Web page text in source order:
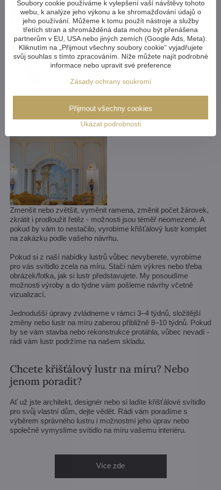
Zmenšit nebo zvětšit, vyměnit ramena, změnit počet žárovek,
zkrátit i prodloužit řetěz - možnosti jsou téměř neomezené. A
pokud by vám to nestačilo, vyrobíme křišťálový lustr komplet
na zakázku podle vašeho návrhu.
Pokud si z naší nabídky lustrů vůbec nevyberete, vyrobíme
pro vás svítidlo zcela na míru. Stačí nám výkres nebo třeba
obrázek/fotka, jak si lustr představujete. My posoudíme
možnosti výroby a do týdne vám pošleme návrhy včetně
vizualizací.
Jednodušší úpravy zvládneme v rámci 3–4 týdnů, složitější
změny nebo lustr na míru zaberou přibližně 8–10 týdnů. Pokud
by se vám stavba nebo rekonstrukce protáhla, vůbec nevadí -
rádi vám lustr podržíme na našem skladu.
Chcete křišťálový lustr na míru? Nebo
jenom poradit?
Ať už jste architekt, designér nebo si ladíte křišťálové svítidlo
pro svůj vlastní dům, dejte vědět. Rádi vám poradíme s
výběrem správného lustru i možnostmi jeho úprav nebo
společně vymyslíme svítidlo na míru vašemu interiéru.
Více zde
Soubory cookie používáme k vylepšení vaší návštěvy tohoto
webu, k analýze jeho výkonu a ke shromažďování údajů o
jeho používání. Můžeme k tomu použít nástroje a služby
třetích stran a shromážděná data mohou být přenášena
partnerům v EU, USA nebo jiných zemích (Google Ads, Meta).
Kliknutím na „Přijmout všechny soubory cookie“ vyjadřujete
svůj souhlas s tímto zpracováním. Níže můžete najít podrobné
informace nebo upravit své preference
Zásady ochrany soukromí
Ukázat podrobnosti
Přijmout všechny cookies